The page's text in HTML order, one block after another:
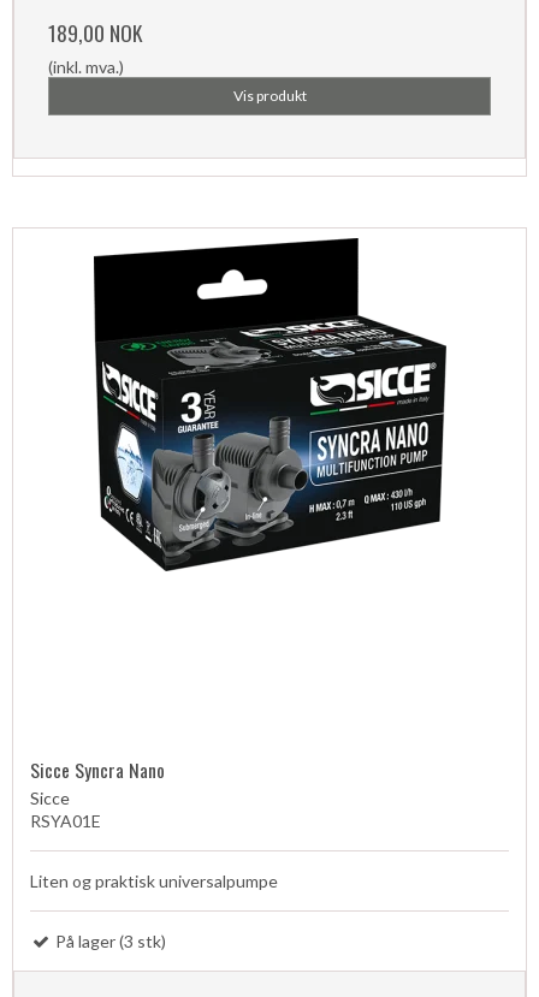
189,00 NOK
(inkl. mva.)
Vis produkt
Sicce Syncra Nano
Sicce
RSYA01E
Liten og praktisk universalpumpe
På lager (3 stk)